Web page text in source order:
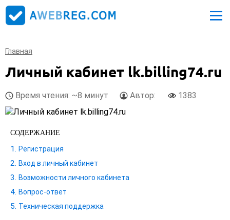
Главная
Личный кабинет lk.billing74.ru
Время чтения: ~8 минут Автор: 1383
СОДЕРЖАНИЕ
Регистрация
Вход в личный кабинет
Возможности личного кабинета
Вопрос-ответ
Техническая поддержка